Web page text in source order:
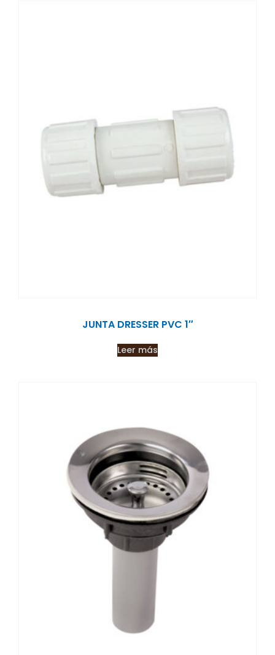
JUNTA DRESSER PVC 1″
Leer más